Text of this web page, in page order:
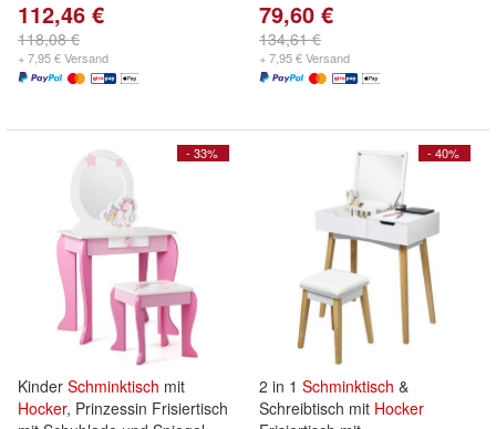
112,46 €
118,08 €
+ 7,95 € Versand
79,60 €
134,61 €
+ 7,95 € Versand
- 33%
Kinder Schminktisch mit
Hocker, Prinzessin Frisiertisch
- 40%
2 in 1 Schminktisch &
Schreibtisch mit Hocker